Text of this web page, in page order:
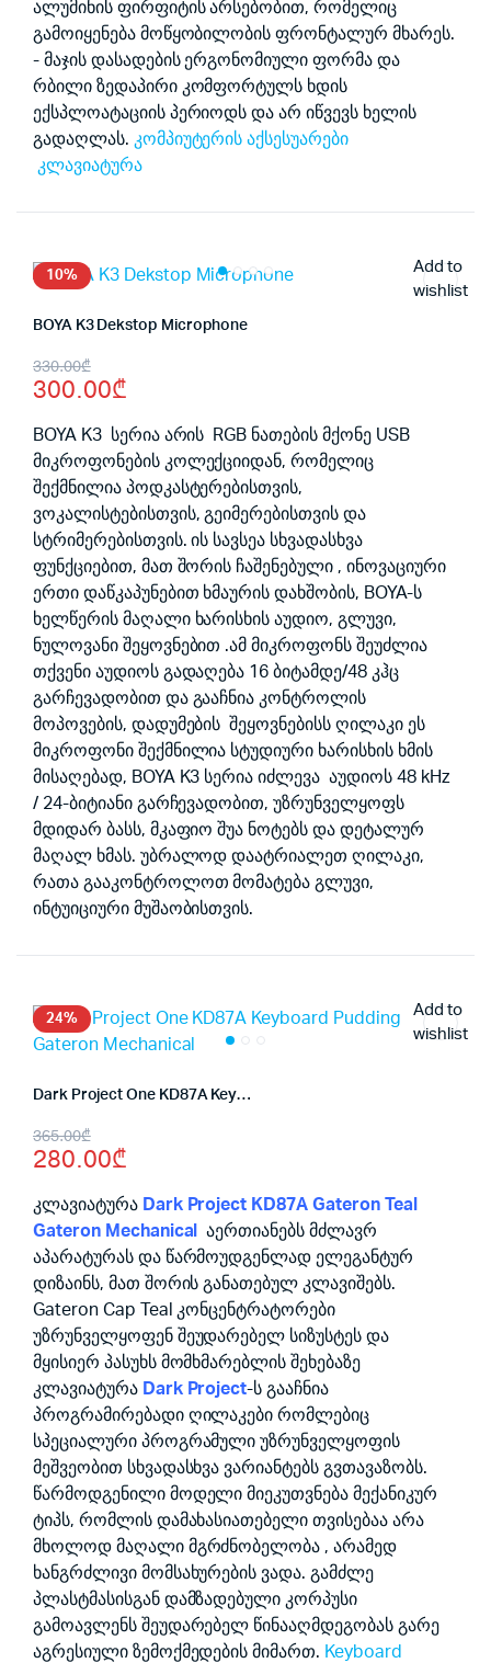
ალუმინის ფირფიტის არსებობით, რომელიც
გამოიყენება მოწყობილობის ფრონტალურ მხარეს.
- მაჯის დასადების ერგონომიული ფორმა და
რბილი ზედაპირი კომფორტულს ხდის
ექსპლოატაციის პერიოდს და არ იწვევს ხელის
გადაღლას. კომპიუტერის აქსესუარები
კლავიატურა
10%
Add to
wishlist
BOYA K3 Dekstop Microphone
330.00₾
Original
price
was:
330.00₾.
300.00₾
Current
price
is:
300.00₾.
BOYA K3 სერია არის RGB ნათების მქონე USB
მიკროფონების კოლექციიდან, რომელიც
შექმნილია პოდკასტერებისთვის,
ვოკალისტებისთვის, გეიმერებისთვის და
სტრიმერებისთვის. ის სავსეა სხვადასხვა
ფუნქციებით, მათ შორის ჩაშენებული , ინოვაციური
ერთი დაწკაპუნებით ხმაურის დახშობის, BOYA-ს
ხელწერის მაღალი ხარისხის აუდიო, გლუვი,
ნულოვანი შეყოვნებით .ამ მიკროფონს შეუძლია
თქვენი აუდიოს გადაღება 16 ბიტამდე/48 კჰც
გარჩევადობით და გააჩნია კონტროლის
მოპოვების, დადუმების შეყოვნებისს ღილაკი ეს
მიკროფონი შექმნილია სტუდიური ხარისხის ხმის
მისაღებად, BOYA K3 სერია იძლევა აუდიოს 48 kHz
/ 24-ბიტიანი გარჩევადობით, უზრუნველყოფს
მდიდარ ბასს, მკაფიო შუა ნოტებს და დეტალურ
მაღალ ხმას. უბრალოდ დაატრიალეთ ღილაკი,
რათა გააკონტროლოთ მომატება გლუვი,
ინტუიციური მუშაობისთვის.
24%
Add to
wishlist
Dark Project One KD87A Keyboard Pudding Gateron Mechanical
365.00₾
Original
price
was:
365.00₾.
280.00₾
Current
price
is:
280.00₾.
კლავიატურა Dark Project KD87A Gateron Teal
Gateron Mechanical
აერთიანებს მძლავრ
აპარატურას და წარმოუდგენლად ელეგანტურ
დიზაინს, მათ შორის განათებულ კლავიშებს.
Gateron Cap Teal კონცენტრატორები
უზრუნველყოფენ შეუდარებელ სიზუსტეს და
მყისიერ პასუხს მომხმარებლის შეხებაზე
კლავიატურა Dark Project-ს გააჩნია
პროგრამირებადი ღილაკები რომლებიც
სპეციალური პროგრამული უზრუნველყოფის
მეშვეობით სხვადასხვა ვარიანტებს გვთავაზობს.
წარმოდგენილი მოდელი მიეკუთვნება მექანიკურ
ტიპს, რომლის დამახასიათებელი თვისებაა არა
მხოლოდ მაღალი მგრძნობელობა , არამედ
ხანგრძლივი მომსახურების ვადა. გამძლე
პლასტმასისგან დამზადებული კორპუსი
გამოავლენს შეუდარებელ წინააღმდეგობას გარე
აგრესიული ზემოქმედების მიმართ. Keyboard